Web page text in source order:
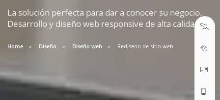
La solución perfecta para dar a conocer su negocio.
Desarrollo y diseño web responsive de alta calidad.
Home Diseño Diseño web Rediseno de sitio web
soporte@webseo.cl